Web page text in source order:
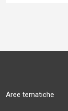
Aree tematiche